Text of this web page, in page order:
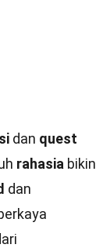
dan quest
rahasia bikin
dan